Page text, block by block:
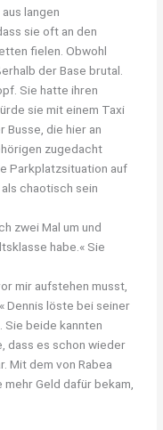
langen
sie oft an den
fielen. Obwohl
der Base brutal.
Sie hatte ihren
sie mit einem Taxi
Busse, die hier an
zugedacht
Parkplatzsituation auf
chaotisch sein
zwei Mal um und
habe.« Sie
mir aufstehen musst,
Dennis löste bei seiner
beide kannten
dass es schon wieder
Mit dem von Rabea
Geld dafür bekam,